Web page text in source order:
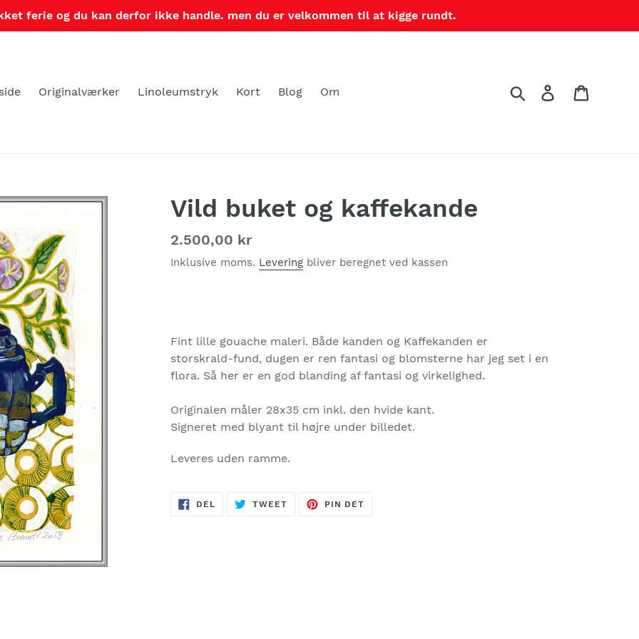
ferie og du kan derfor ikke handle. men du er velkommen til at kigge rundt.
Originalværker Linoleumstryk Kort Blog Om Søg Log ind
Vild buket og kaffekande
Normalpris
2.500,00 kr
Inklusive moms. Levering bliver beregnet ved kassen
Fint lille gouache maleri. Både kanden og Kaffekanden er
storskrald-fund, dugen er ren fantasi og blomsterne har jeg set i en
flora. Så her er en god blanding af fantasi og virkelighed.
Originalen måler 28x35 cm inkl. den hvide kant.
Signeret med blyant til højre under billedet.
Leveres uden ramme.
DEL
PÅ
TWEETTWEET
PIN DET